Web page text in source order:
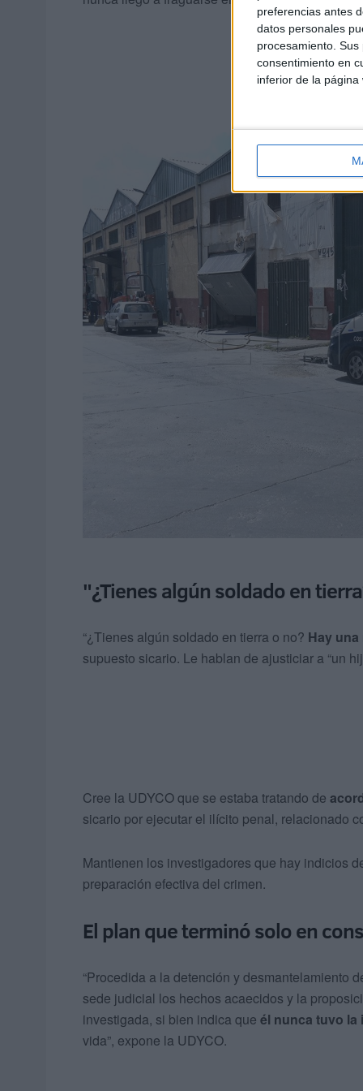
preferencias antes
datos personales
procesamiento.
consentimiento en
inferior de la página
"¿Tienes algún soldado en
“¿Tienes algún soldado en tierra o no? Hay
supuesto sicario. Le hablan de ajusticiar a “un
Cree la UDYCO que se estaba tratando de
sicario por ejecutar el ilícito penal, relacionado
Mantienen los investigadores que hay indicios
preparación efectiva del crimen.
El plan que terminó solo en
“Procedida a la detención y desmantelamiento
sede judicial los hechos acaecidos y la
investigada, si bien indica que él nunca tuvo la
vida”, expone la UDYCO.